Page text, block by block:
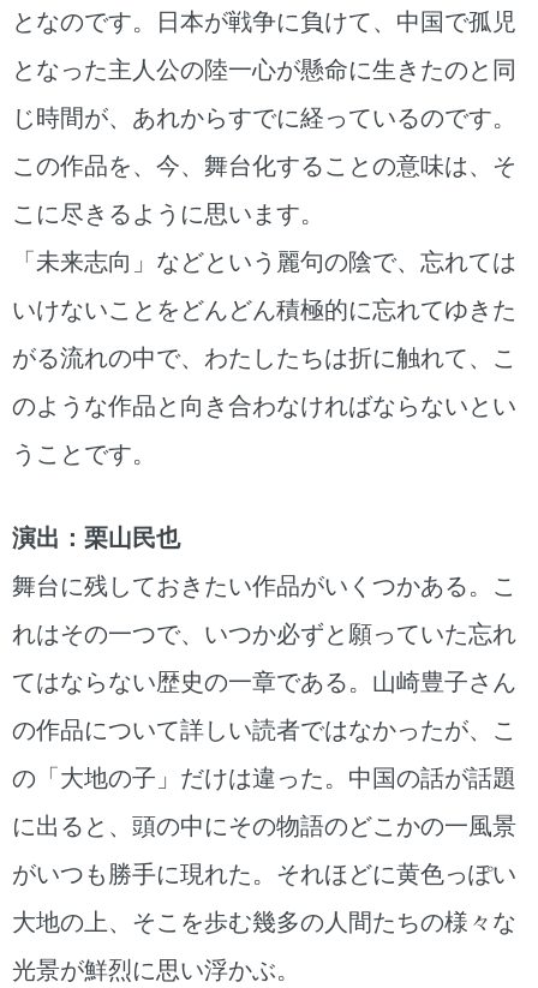
となのです。日本が戦争に負けて、中国で孤児
となった主人公の陸一心が懸命に生きたのと同
じ時間が、あれからすでに経っているのです。
この作品を、今、舞台化することの意味は、そ
こに尽きるように思います。
「未来志向」などという麗句の陰で、忘れては
いけないことをどんどん積極的に忘れてゆきた
がる流れの中で、わたしたちは折に触れて、こ
のような作品と向き合わなければならないとい
うことです。
演出 ： 栗山民也
舞台に残しておきたい作品がいくつかある。こ
れはその一つで、いつか必ずと願っていた忘れ
てはならない歴史の一章である。山崎豊子さん
の作品について詳しい読者ではなかったが、こ
の「大地の子」だけは違った。中国の話が話題
に出ると、頭の中にその物語のどこかの一風景
がいつも勝手に現れた。それほどに黄色っぽい
大地の上、そこを歩む幾多の人間たちの様々な
光景が鮮烈に思い浮かぶ。